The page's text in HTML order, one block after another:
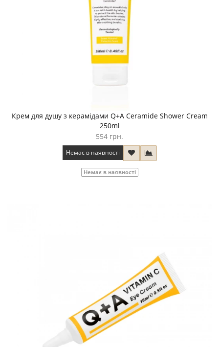
Крем для душу з керамідами Q+A Ceramide Shower Cream
250ml
554 грн.
Немає в наявності
Немає в наявності